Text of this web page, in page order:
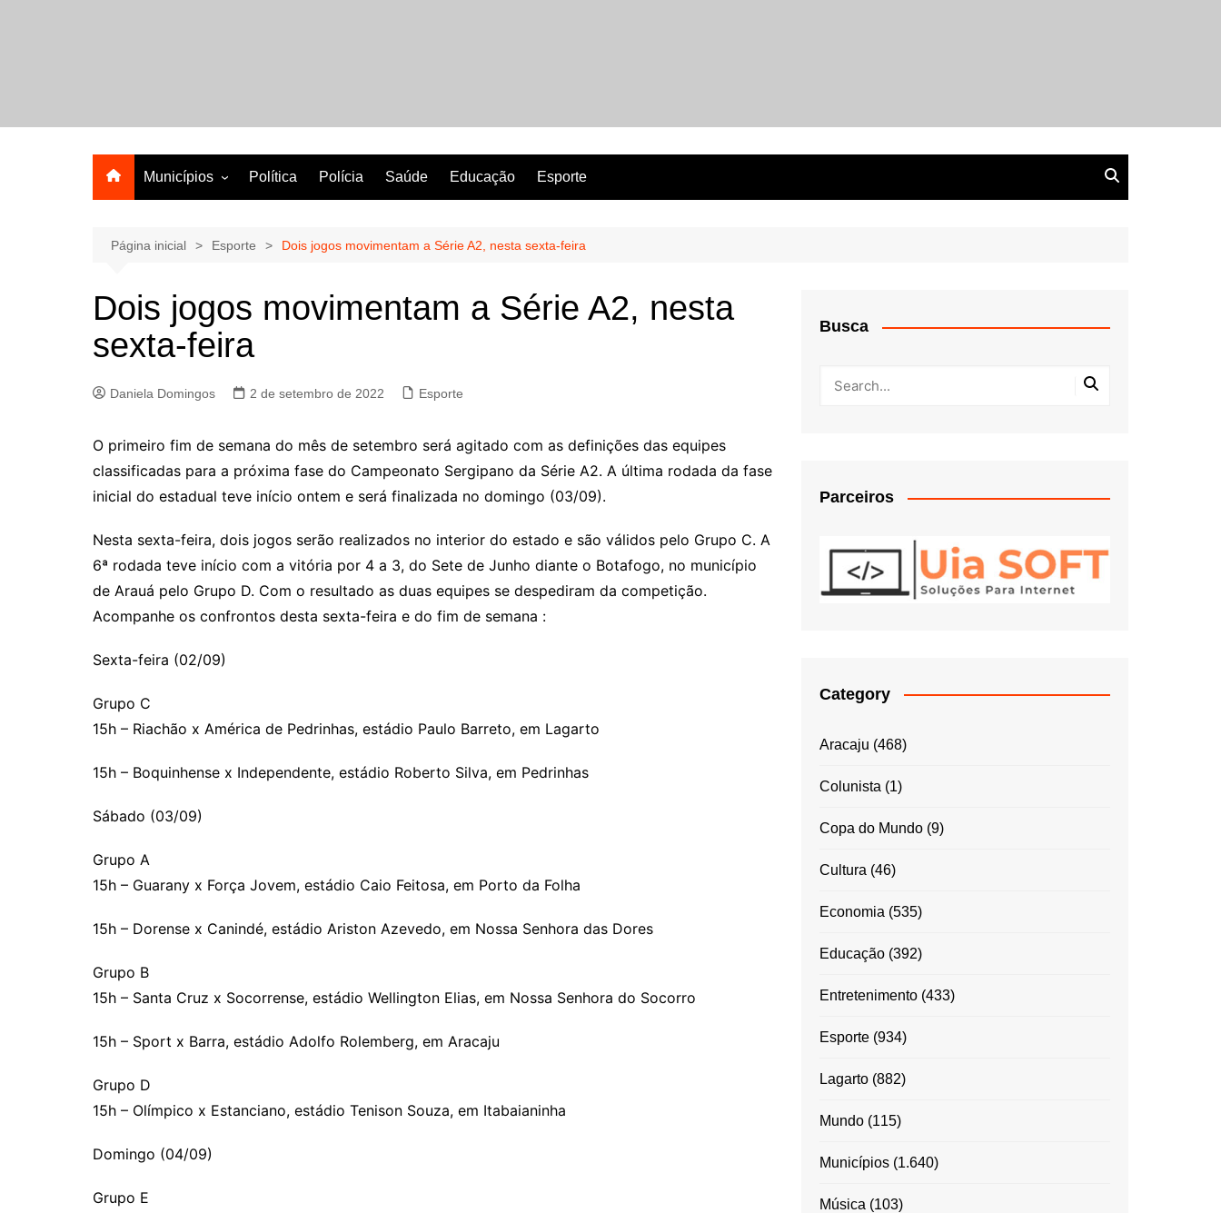
Municípios
Lagarto
Política Polícia Saúde Educação Esporte
Página inicial Esporte Dois jogos movimentam a Série A2, nesta sexta-feira
Dois jogos movimentam a Série A2, nesta
sexta-feira
Daniela Domingos 2 de setembro de 2022 Esporte
O primeiro fim de semana do mês de setembro será agitado com as definições das equipes
classificadas para a próxima fase do Campeonato Sergipano da Série A2. A última rodada da fase
inicial do estadual teve início ontem e será finalizada no domingo (03/09).
Nesta sexta-feira, dois jogos serão realizados no interior do estado e são válidos pelo Grupo C. A
6ª rodada teve início com a vitória por 4 a 3, do Sete de Junho diante o Botafogo, no município
de Arauá pelo Grupo D. Com o resultado as duas equipes se despediram da competição.
Acompanhe os confrontos desta sexta-feira e do fim de semana :
Sexta-feira (02/09)
Grupo C
15h – Riachão x América de Pedrinhas, estádio Paulo Barreto, em Lagarto
15h – Boquinhense x Independente, estádio Roberto Silva, em Pedrinhas
Sábado (03/09)
Grupo A
15h – Guarany x Força Jovem, estádio Caio Feitosa, em Porto da Folha
15h – Dorense x Canindé, estádio Ariston Azevedo, em Nossa Senhora das Dores
Grupo B
15h – Santa Cruz x Socorrense, estádio Wellington Elias, em Nossa Senhora do Socorro
15h – Sport x Barra, estádio Adolfo Rolemberg, em Aracaju
Grupo D
15h – Olímpico x Estanciano, estádio Tenison Souza, em Itabaianinha
Domingo (04/09)
Grupo E
Busca
Parceiros
Category
Aracaju (468)
Colunista (1)
Copa do Mundo (9)
Cultura (46)
Economia (535)
Educação (392)
Entretenimento (433)
Esporte (934)
Lagarto (882)
Mundo (115)
Municípios (1.640)
Música (103)